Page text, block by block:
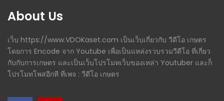
About Us
เว็บ https://www.VDOKaset.com เป็นเว็บเกี่ยวกับ วีดีโอ เกษตร
โดยการ Encode จาก Youtube เพื่อเป็นแหล่งรวบรวมวีดีโอ ที่เกี่ยว
กับกับการเกษตร และเป็นเว็บโปรโมทเว็บของเหล่า Youtuber และก็
โปรโมทโพสอีกที ที่เพจ : วีดีโอ เกษตร